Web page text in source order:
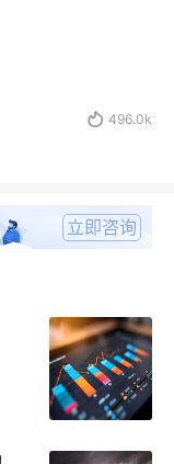
 496.0k
立即咨询